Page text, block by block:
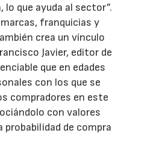
que ayuda al sector”.
franquicias y
crea un vínculo
Javier, editor de
que en edades
con los que se
compradores en este
con valores
de compra